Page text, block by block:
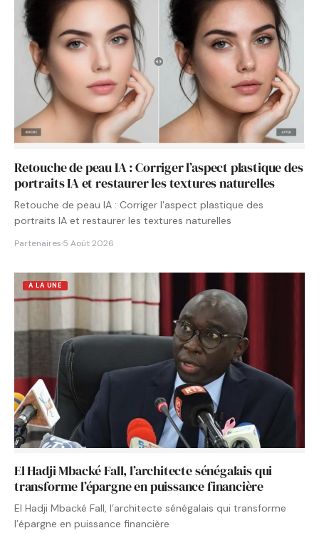
Retouche de peau IA : Corriger l’aspect plastique des
portraits IA et restaurer les textures naturelles
Retouche de peau IA : Corriger l'aspect plastique des
portraits IA et restaurer les textures naturelles
Partenaires·5 Août 2026
A LA UNE
El Hadji Mbacké Fall, l’architecte sénégalais qui
transforme l’épargne en puissance financière
El Hadji Mbacké Fall, l’architecte sénégalais qui transforme
l’épargne en puissance financière